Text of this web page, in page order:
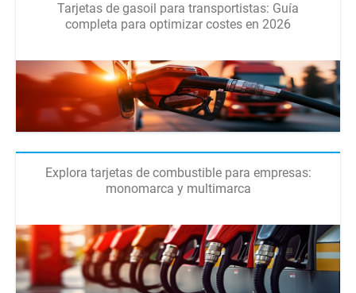
Tarjetas de gasoil para transportistas: Guía
completa para optimizar costes en 2026
Explora tarjetas de combustible para empresas:
monomarca y multimarca